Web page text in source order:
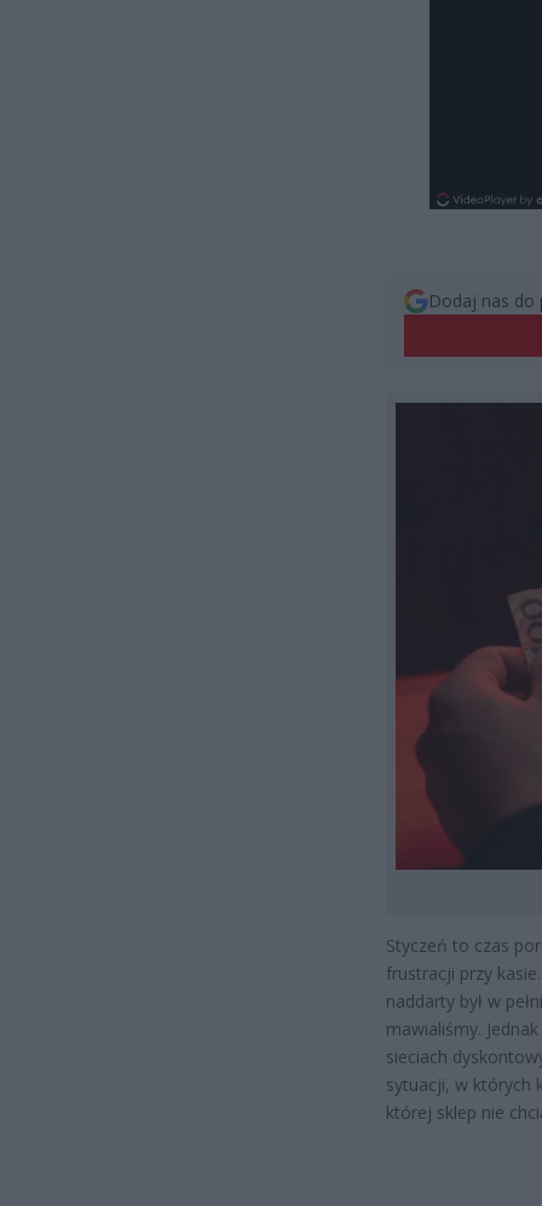
Dodaj nas do
Styczeń to czas
frustracji przy
naddarty był w
mawialiśmy.
sieciach
sytuacji, w których
której sklep nie